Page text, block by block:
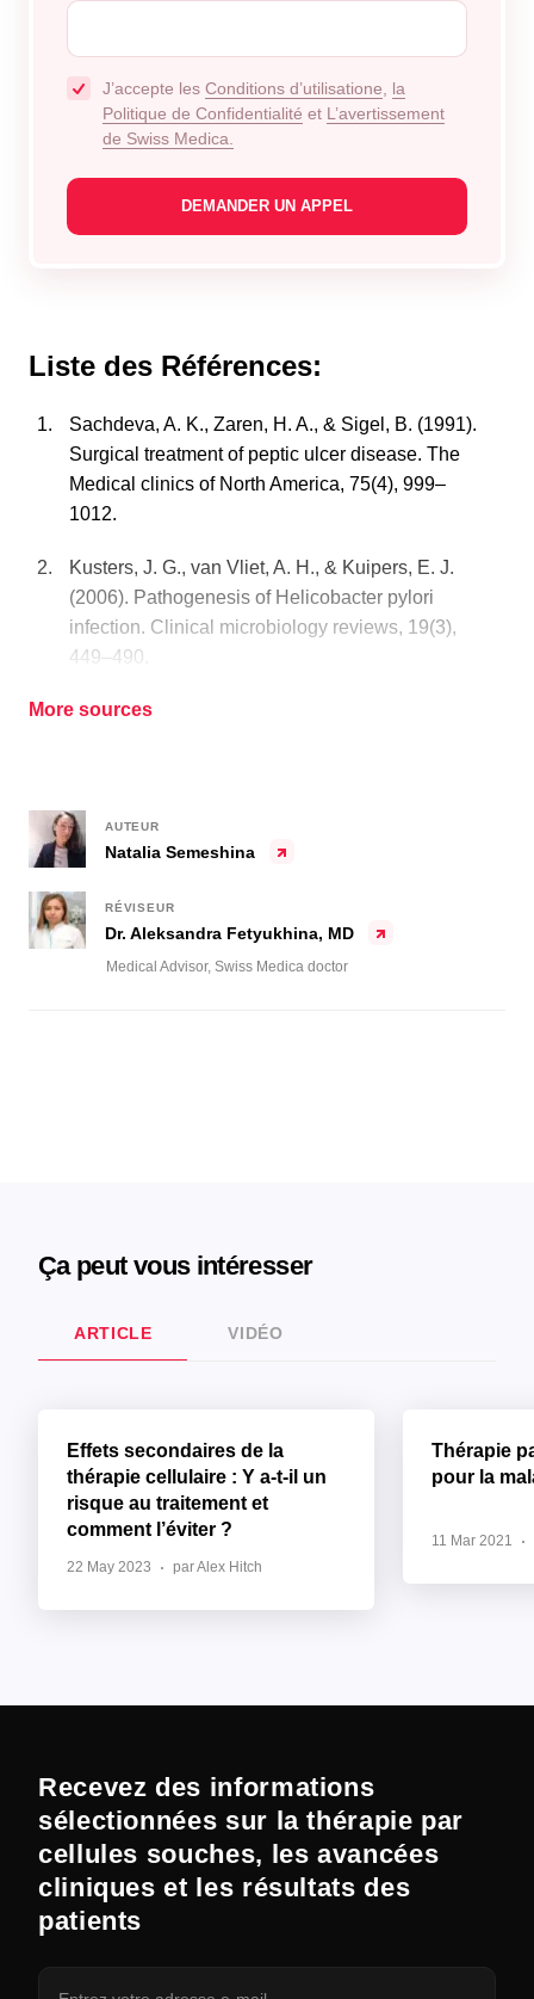
J’accepte les Conditions d’utilisatione
la
Politique de Confidentialité et L’avertissement
de Swiss Medica.
Liste des Références:
Sachdeva, A. K., Zaren, H. A., & Sigel, B. (1991).
Surgical treatment of peptic ulcer disease. The
Medical clinics of North America, 75(4), 999–
1012.
Kusters, J. G., van Vliet, A. H., & Kuipers, E. J.
(2006). Pathogenesis of Helicobacter pylori
infection. Clinical microbiology reviews, 19(3),
449–490.
More sources
Natalia Semeshina
AUTEUR
Dr. Aleksandra Fetyukhina, MD
RÉVISEUR
Medical Advisor, Swiss Medica doctor
Ça peut vous intéresser
ARTICLE VIDÉO
Effets secondaires de la
thérapie cellulaire : Y a-t-il un
risque au traitement et
comment l’éviter ?
22 May 2023 par Alex Hitch
Thérapie
pour la
11 Mar 2021
Recevez des informations
sélectionnées sur la thérapie par
cellules souches, les avancées
cliniques et les résultats des
patients